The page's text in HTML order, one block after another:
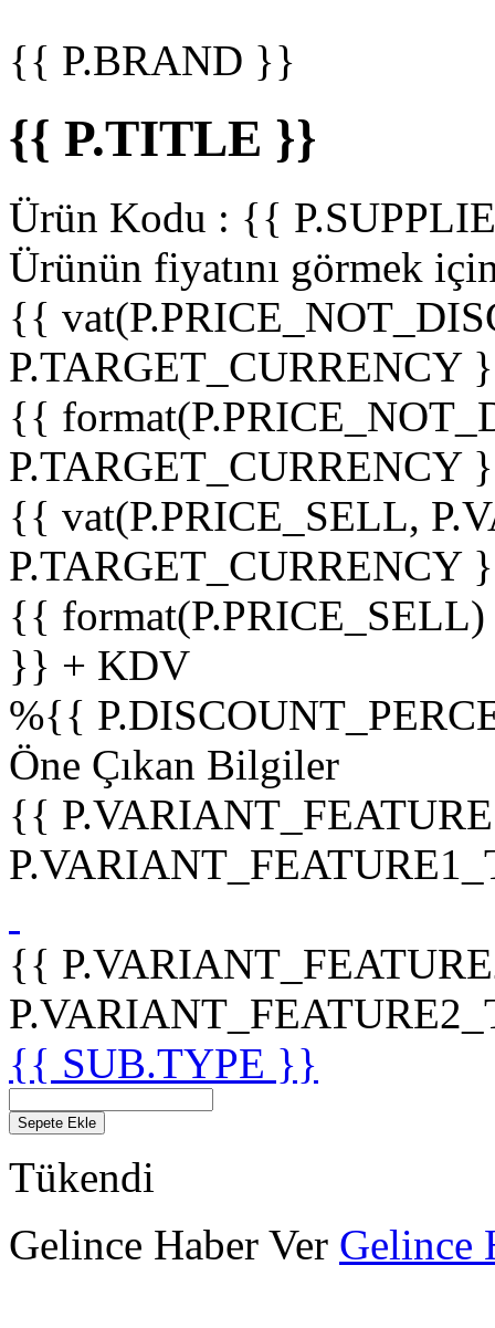
{{ P.BRAND }}
{{ P.TITLE }}
Ürün Kodu : {{
Ürünün fiyatını görmek
{{
P.TARGET_CURRENCY
{{
P.TARGET_CURRENCY
{{ vat(P.PRICE_SELL,
P.TARGET_CURRENCY
{{
}} + KDV
%{{
Öne Çıkan Bilgiler
{{
{{
{{ SUB.TYPE }}
Sepete Ekle
Tükendi
Gelince Haber Ver Gelince